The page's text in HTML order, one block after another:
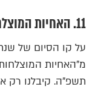
11. האחיות המוצלחות שלי 4 // yes
על קו הסיום של
מ"האחיות
תשפ"ה. קיבלנו רק